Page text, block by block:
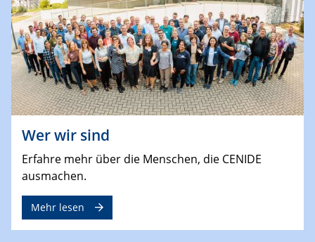
Wer wir sind
Erfahre mehr über die Menschen, die CENIDE
ausmachen.
Mehr lesen